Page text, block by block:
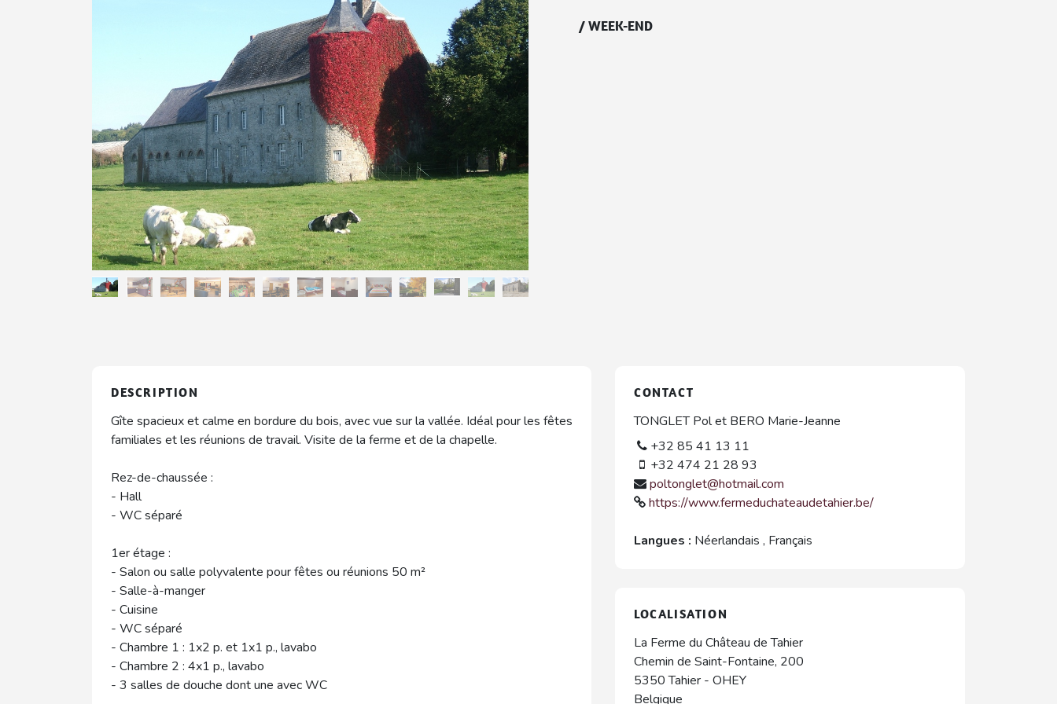
/WEEK-END
DESCRIPTION
Gîte spacieux et calme en bordure du bois, avec vue sur la vallée. Idéal pour les fêtes
familiales et les réunions de travail. Visite de la ferme et de la chapelle.
Rez-de-chaussée :
- Hall
- WC séparé
1er étage :
- Salon ou salle polyvalente pour fêtes ou réunions 50 m²
- Salle-à-manger
- Cuisine
- WC séparé
- Chambre 1 : 1x2 p. et 1x1 p., lavabo
- Chambre 2 : 4x1 p., lavabo
- 3 salles de douche dont une avec WC
CONTACT
TONGLET Pol et BERO Marie-Jeanne
+32 85 41 13 11
+32 474 21 28 93
poltonglet@hotmail.com
https://www.fermeduchateaudetahier.be/
Langues : Néerlandais , Français
LOCALISATION
La Ferme du Château de Tahier
Chemin de Saint-Fontaine, 200
5350 Tahier - OHEY
Belgique